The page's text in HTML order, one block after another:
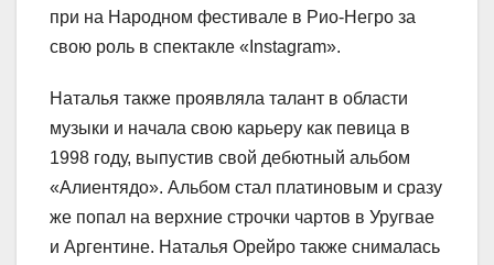
при на Народном фестивале в Рио-Негро за
свою роль в спектакле «Instagram».
Наталья также проявляла талант в области
музыки и начала свою карьеру как певица в
1998 году, выпустив свой дебютный альбом
«Алиентядо». Альбом стал платиновым и сразу
же попал на верхние строчки чартов в Уругвае
и Аргентине. Наталья Орейро также снималась